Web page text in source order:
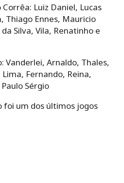
Corrêa:​ Luiz Daniel, Lucas
Thiago Ennes, Mauricio
Silva, Vila, Renatinho e
Vanderlei, Arnaldo, Thales,
Fernando, Reina,
Sérgio
foi um dos últimos jogos